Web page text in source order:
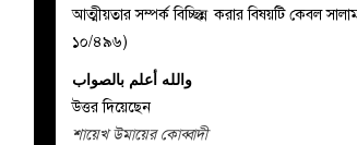
আত্মীয়তার সম্পর্ক বিচ্ছিন্ন করার বিষয়টি কেবল
১০/৪৯৬)
والله أعلم بالصواب
উত্তর দিয়েছেন
শায়েখ উমায়ের কোব্বাদী